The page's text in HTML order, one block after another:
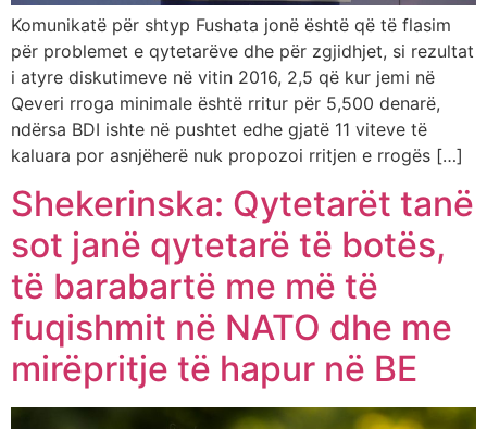
Komunikatë për shtyp Fushata jonë është që të flasim
për problemet e qytetarëve dhe për zgjidhjet, si rezultat
i atyre diskutimeve në vitin 2016, 2,5 që kur jemi në
Qeveri rroga minimale është rritur për 5,500 denarë,
ndërsa BDI ishte në pushtet edhe gjatë 11 viteve të
kaluara por asnjëherë nuk propozoi rritjen e rrogës […]
Shekerinska: Qytetarët tanë
sot janë qytetarë të botës,
të barabartë me më të
fuqishmit në NATO dhe me
mirëpritje të hapur në BE